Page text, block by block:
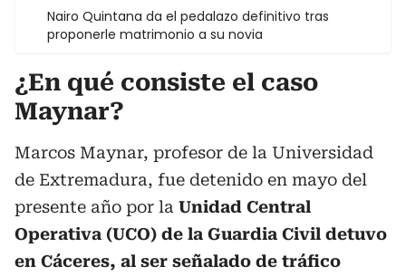
Nairo Quintana da el pedalazo definitivo tras
proponerle matrimonio a su novia
¿En qué consiste el caso
Maynar?
Marcos Maynar, profesor de la Universidad
de Extremadura, fue detenido en mayo del
presente año por la Unidad Central
Operativa (UCO) de la Guardia Civil detuvo
en Cáceres, al ser señalado de tráfico